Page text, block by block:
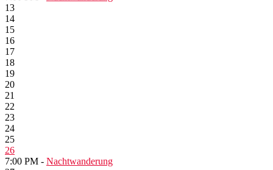
13
14
15
16
17
18
19
20
21
22
23
24
25
26
7:00 PM - Nachtwanderung